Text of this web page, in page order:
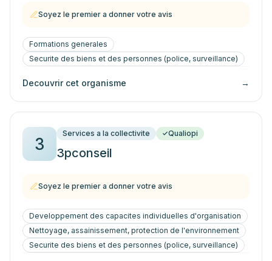
Soyez le premier a donner votre avis
Formations generales
Securite des biens et des personnes (police, surveillance)
Decouvrir cet organisme →
3
Services a la collectivite Qualiopi
3pconseil
Soyez le premier a donner votre avis
Developpement des capacites individuelles d'organisation
Nettoyage, assainissement, protection de l'environnement
Securite des biens et des personnes (police, surveillance)